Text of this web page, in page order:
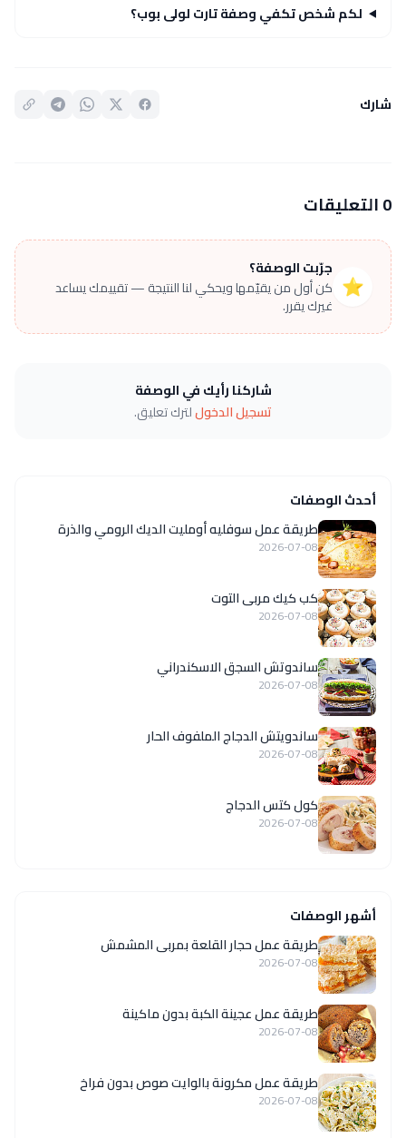
لكم شخص تكفي وصفة تارت لولى بوب؟
شارك
0 التعليقات
⭐
جرّبت الوصفة؟
كن أول من يقيّمها ويحكي لنا النتيجة — تقييمك يساعد
غيرك يقرر.
شاركنا رأيك في الوصفة
تسجيل الدخوللترك تعليق.
أحدث الوصفات
طريقة عمل سوفليه أومليت الديك الرومي والذرة
2026-07-08
كب كيك مربى التوت
2026-07-08
ساندوتش السجق الاسكندراني
2026-07-08
ساندويتش الدجاج الملفوف الحار
2026-07-08
كول كتس الدجاج
2026-07-08
أشهر الوصفات
طريقة عمل حجار القلعة بمربى المشمش
2026-07-08
طريقة عمل عجينة الكبة بدون ماكينة
2026-07-08
طريقة عمل مكرونة بالوايت صوص بدون فراخ
2026-07-08